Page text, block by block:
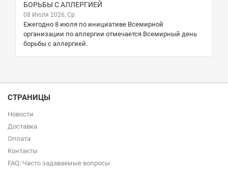
БОРЬБЫ С АЛЛЕРГИЕЙ
08 Июля 2026, Ср
Ежегодно 8 июля по инициативе Всемирной
организации по аллергии отмечается Всемирный день
борьбы с аллергией.
СТРАНИЦЫ
Новости
Доставка
Оплата
Контакты
FAQ: Часто задаваемые вопросы